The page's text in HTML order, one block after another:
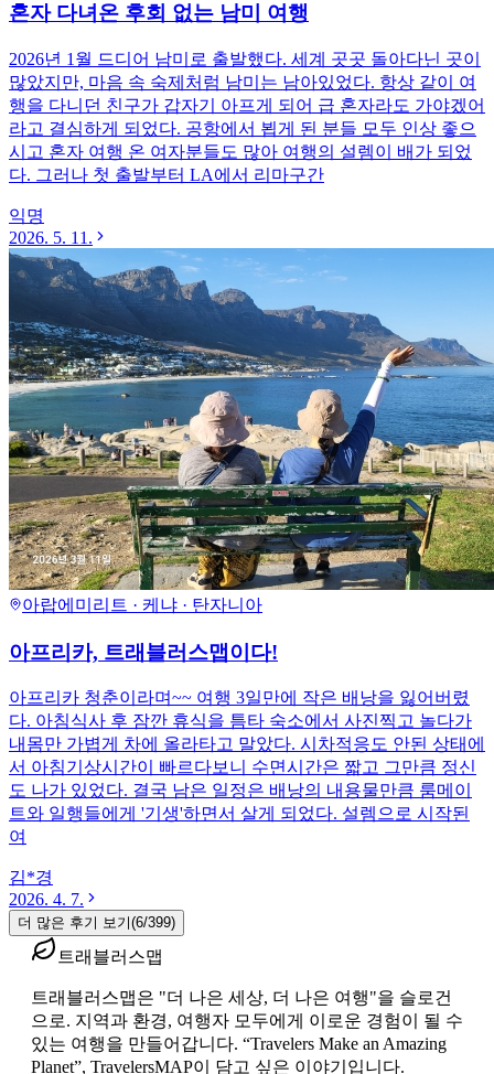
혼자 다녀온 후회 없는 남미 여행
2026년 1월 드디어 남미로 출발했다. 세계 곳곳 돌아다닌 곳이
많았지만, 마음 속 숙제처럼 남미는 남아있었다. 항상 같이 여
행을 다니던 친구가 갑자기 아프게 되어 급 혼자라도 가야겠어
라고 결심하게 되었다. 공항에서 뵙게 된 분들 모두 인상 좋으
시고 혼자 여행 온 여자분들도 많아 여행의 설렘이 배가 되었
다. 그러나 첫 출발부터 LA에서 리마구간
익명
2026. 5. 11.
아랍에미리트 · 케냐 · 탄자니아
아프리카, 트래블러스맵이다!
아프리카 청춘이라며~~ 여행 3일만에 작은 배낭을 잃어버렸
다. 아침식사 후 잠깐 휴식을 틈타 숙소에서 사진찍고 놀다가
내몸만 가볍게 차에 올라타고 말았다. 시차적응도 안된 상태에
서 아침기상시간이 빠르다보니 수면시간은 짧고 그만큼 정신
도 나가 있었다. 결국 남은 일정은 배낭의 내용물만큼 룸메이
트와 일행들에게 '기생'하면서 살게 되었다. 설렘으로 시작된
여
김*경
2026. 4. 7.
더 많은 후기 보기(6/399)
트래블러스맵
트래블러스맵은 "더 나은 세상, 더 나은 여행"을 슬로건
으로. 지역과 환경, 여행자 모두에게 이로운 경험이 될 수
있는 여행을 만들어갑니다. “Travelers Make an Amazing
Planet”, TravelersMAP이 담고 싶은 이야기입니다.